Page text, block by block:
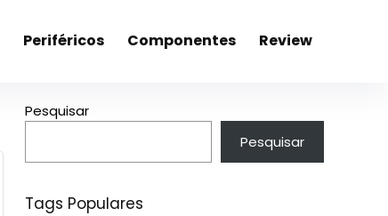
Periféricos Componentes Review
Pesquisar
Pesquisar
Tags Populares